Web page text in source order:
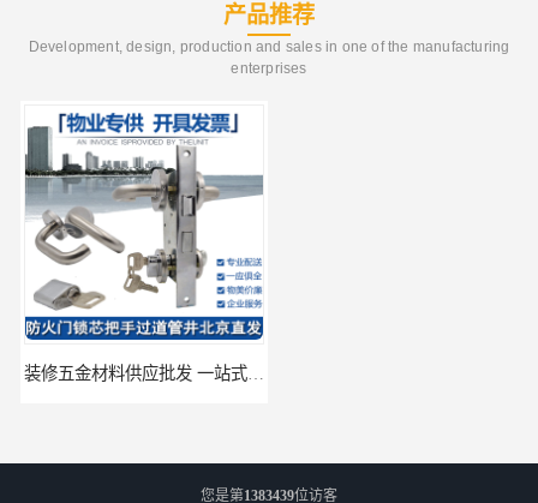
产品推荐
Development, design, production and sales in one of the manufacturing
enterprises
装修五金材料供应批发 一站式供应
您是第1383439位访客